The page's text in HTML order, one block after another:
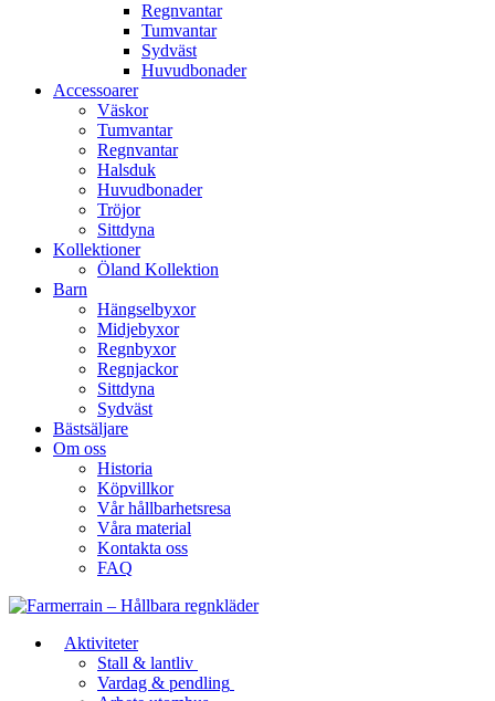
Regnvantar
Tumvantar
Sydväst
Huvudbonader
Accessoarer
Väskor
Tumvantar
Regnvantar
Halsduk
Huvudbonader
Tröjor
Sittdyna
Kollektioner
Öland Kollektion
Barn
Hängselbyxor
Midjebyxor
Regnbyxor
Regnjackor
Sittdyna
Sydväst
Bästsäljare
Om oss
Historia
Köpvillkor
Vår hållbarhetsresa
Våra material
Kontakta oss
FAQ
Aktiviteter
Stall & lantliv
Vardag & pendling